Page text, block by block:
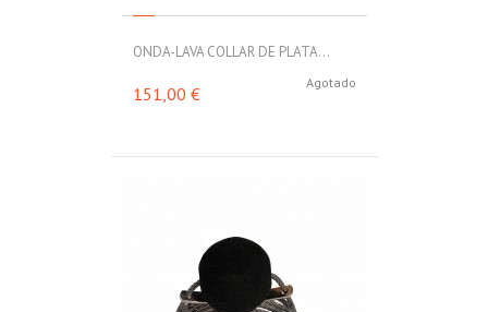
ONDA-LAVA COLLAR DE PLATA...
Agotado
151,00 €